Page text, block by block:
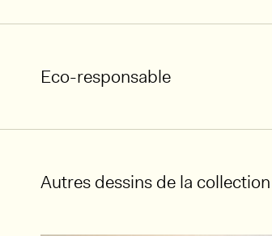
Eco-responsable
Autres dessins de la collection